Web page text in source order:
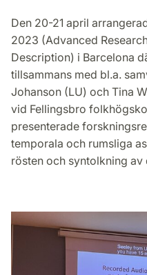
Den 20-21 april
2023 (Advanced
Description) i Barcelona
tillsammans med bl.a.
Johanson (LU) och Tina
vid Fellingsbro
presenterade
temporala och rumsliga
rösten och syntolkning av